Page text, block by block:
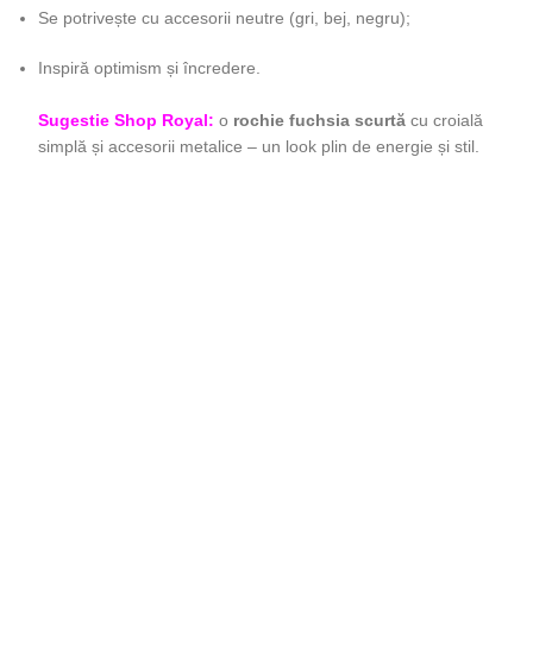
Se potrivește cu accesorii neutre (gri, bej, negru);
Inspiră optimism și încredere.
Sugestie Shop Royal: o rochie fuchsia scurtă cu croială
simplă și accesorii metalice – un look plin de energie și stil.